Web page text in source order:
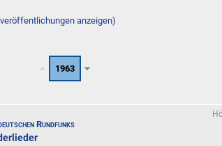
anzeigen)
1963
Rundfunks